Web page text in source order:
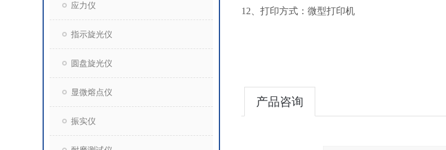
应力仪
指示旋光仪
圆盘旋光仪
显微熔点仪
振实仪
12、打印方式：微型打印机
产品咨询